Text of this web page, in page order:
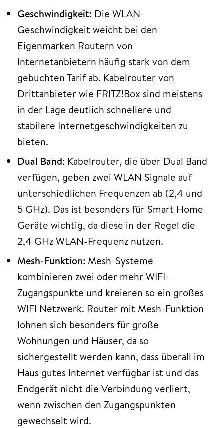
Geschwindigkeit: Die WLAN-
Geschwindigkeit weicht bei den
Eigenmarken Routern von
Internetanbietern häufig stark von dem
gebuchten Tarif ab. Kabelrouter von
Drittanbieter wie FRITZ!Box sind meistens
in der Lage deutlich schnellere und
stabilere Internetgeschwindigkeiten zu
bieten.
Dual Band: Kabelrouter, die über Dual Band
verfügen, geben zwei WLAN Signale auf
unterschiedlichen Frequenzen ab (2,4 und
5 GHz). Das ist besonders für Smart Home
Geräte wichtig, da diese in der Regel die
2,4 GHz WLAN-Frequenz nutzen.
Mesh-Funktion: Mesh-Systeme
kombinieren zwei oder mehr WIFI-
Zugangspunkte und kreieren so ein großes
WIFI Netzwerk. Router mit Mesh-Funktion
lohnen sich besonders für große
Wohnungen und Häuser, da so
sichergestellt werden kann, dass überall im
Haus gutes Internet verfügbar ist und das
Endgerät nicht die Verbindung verliert,
wenn zwischen den Zugangspunkten
gewechselt wird.